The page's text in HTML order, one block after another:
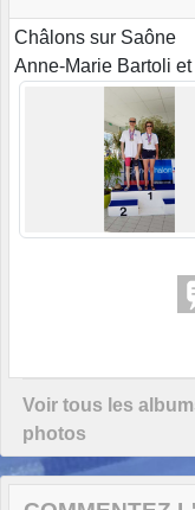
Châlons sur Saône
Anne-Marie Bartoli
Voir tous les
photos